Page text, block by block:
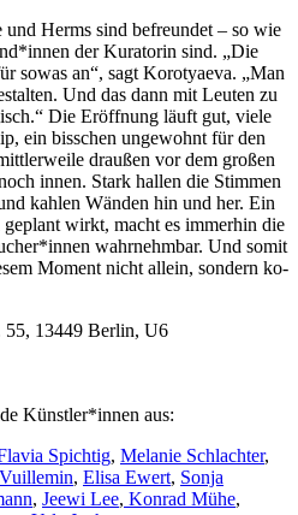
Herms sind befreundet – so wie
der Kuratorin sind. „Die
sowas an“, sagt Korotyaeva. „Man
Und das dann mit Leuten zu
Die Eröffnung läuft gut, viele
ein bisschen ungewohnt für den
draußen vor dem großen
innen. Stark hallen die Stimmen
kahlen Wänden hin und her. Ein
wirkt, macht es immerhin die
wahrnehmbar. Und somit
Moment nicht allein, sondern ko-
55, 13449 Berlin, U6
Künstler*innen aus:
Spichtig, Melanie Schlachter,
, Elisa Ewert, Sonja
, Jeewi Lee, Konrad Mühe,